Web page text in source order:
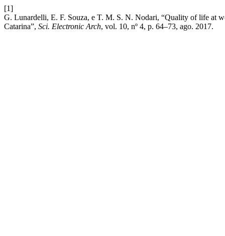
[1]
G. Lunardelli, E. F. Souza, e T. M. S. N. Nodari, “Quality of life at
Catarina”, Sci. Electronic Arch, vol. 10, nº 4, p. 64–73, ago. 2017.